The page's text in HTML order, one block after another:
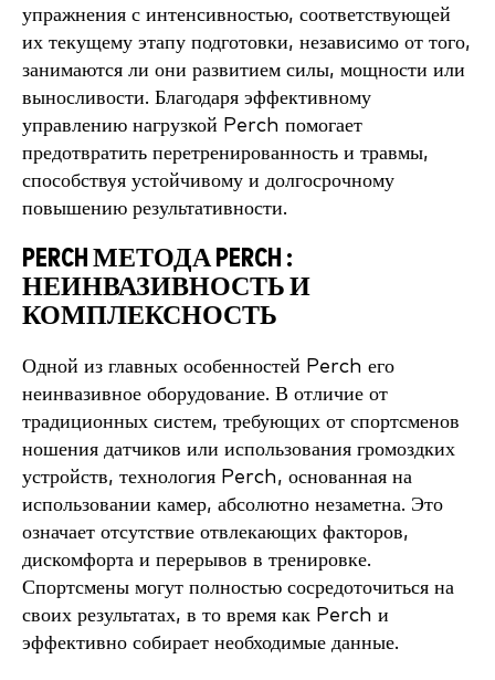
упражнения с интенсивностью, соответствующей
их текущему этапу подготовки, независимо от того,
занимаются ли они развитием силы, мощности или
выносливости. Благодаря эффективному
управлению нагрузкой Perch помогает
предотвратить перетренированность и травмы,
способствуя устойчивому и долгосрочному
повышению результативности.
PERCH МЕТОДА PERCH :
НЕИНВАЗИВНОСТЬ И
КОМПЛЕКСНОСТЬ
Одной из главных особенностей Perch его
неинвазивное оборудование. В отличие от
традиционных систем, требующих от спортсменов
ношения датчиков или использования громоздких
устройств, технология Perch, основанная на
использовании камер, абсолютно незаметна. Это
означает отсутствие отвлекающих факторов,
дискомфорта и перерывов в тренировке.
Спортсмены могут полностью сосредоточиться на
своих результатах, в то время как Perch и
эффективно собирает необходимые данные.